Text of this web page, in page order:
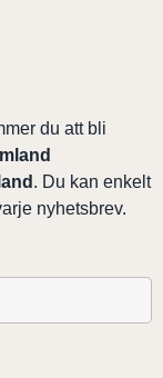
du att bli
. Du kan enkelt
nyhetsbrev.